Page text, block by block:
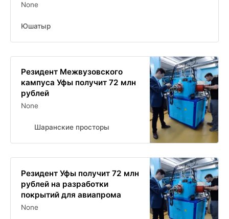
None
Юшатыр
Резидент Межвузовского
кампуса Уфы получит 72 млн
рублей
None
Шаранские просторы
Резидент Уфы получит 72 млн
рублей на разработки
покрытий для авиапрома
None